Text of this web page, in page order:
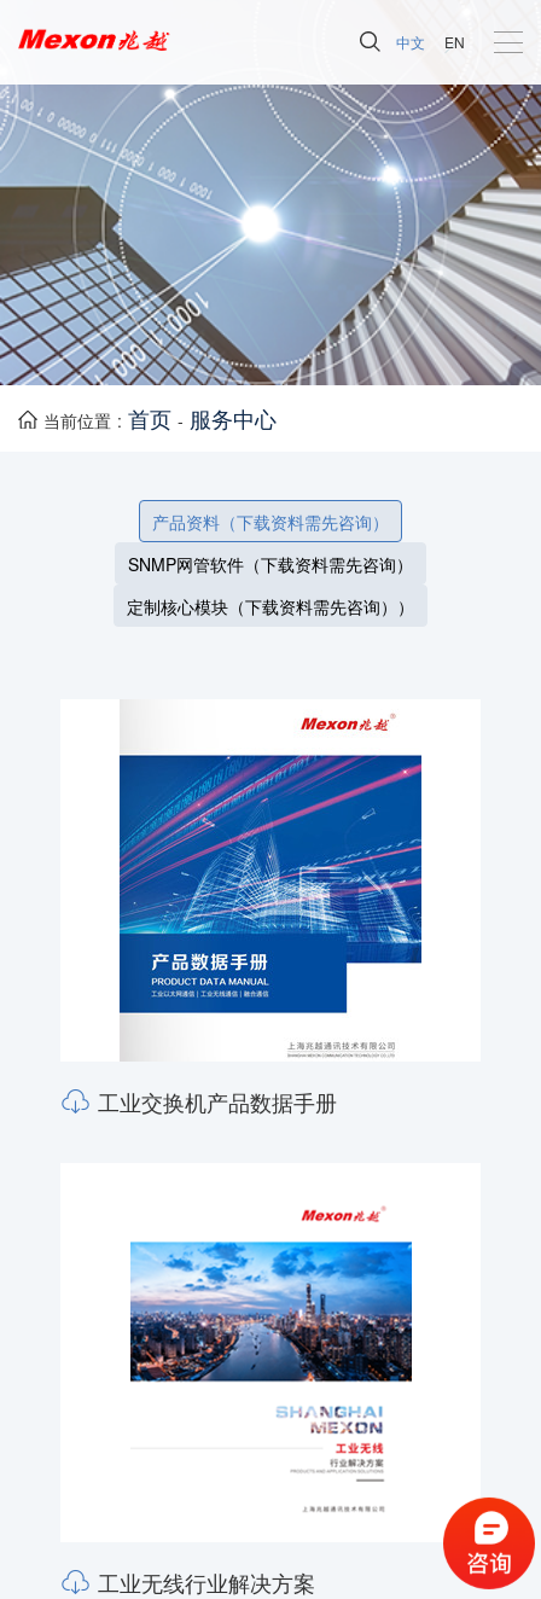
中文 EN
当前位置 : 首页 - 服务中心
产品资料（下载资料需先咨询）
SNMP网管软件（下载资料需先咨询）
定制核心模块（下载资料需先咨询））
工业交换机产品数据手册
工业无线行业解决方案